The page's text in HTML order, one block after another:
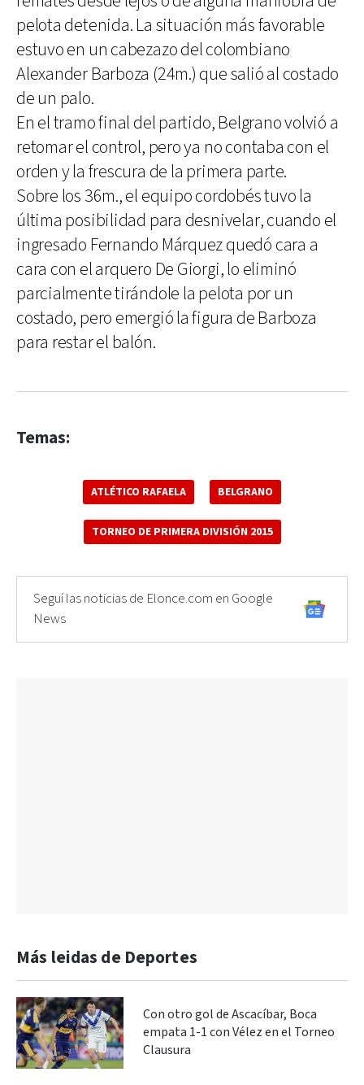
pelota detenida. La situación más favorable
estuvo en un cabezazo del colombiano
Alexander Barboza (24m.) que salió al costado
de un palo.
En el tramo final del partido, Belgrano volvió a
retomar el control, pero ya no contaba con el
orden y la frescura de la primera parte.
Sobre los 36m., el equipo cordobés tuvo la
última posibilidad para desnivelar, cuando el
ingresado Fernando Márquez quedó cara a
cara con el arquero De Giorgi, lo eliminó
parcialmente tirándole la pelota por un
costado, pero emergió la figura de Barboza
para restar el balón.
Temas:
ATLÉTICO RAFAELA BELGRANO
TORNEO DE PRIMERA DIVISIÓN 2015
Seguí las noticias de Elonce.com en Google
News
Más leidas de Deportes
Con otro gol de Ascacíbar, Boca
empata 1-1 con Vélez en el Torneo
Clausura